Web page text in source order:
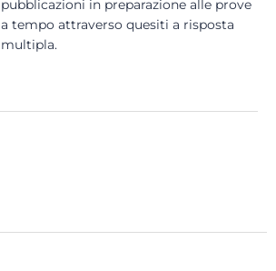
pubblicazioni in preparazione alle prove
a tempo attraverso quesiti a risposta
multipla.